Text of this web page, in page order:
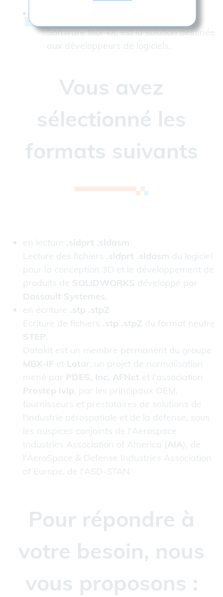
Software tool-kit, est la solution destinée
aux développeurs de logiciels.
Vous avez
sélectionné les
formats suivants
en lecture .sldprt .sldasm
Lecture des fichiers .sldprt .sldasm du logiciel
pour la conception 3D et le développement de
produits de SOLIDWORKS développé par
Dassault Systemes.
en écriture .stp .stpZ
Ecriture de fichiers .stp .stpZ du format neutre
STEP.
Datakit est un membre permanent du groupe
MBX-IF et Lotar, un projet de normalisation
mené par PDES, Inc, AFNet et l'association
Prostep ivip, par les principaux OEM,
fournisseurs et prestataires de solutions de
l'industrie aérospatiale et de la défense, sous
les auspices conjoints de l'Aerospace
Industries Association of America (AIA), de
l'AeroSpace & Defense Industries Association
of Europe, de l'ASD-STAN.
Pour répondre à
votre besoin, nous
vous proposons :